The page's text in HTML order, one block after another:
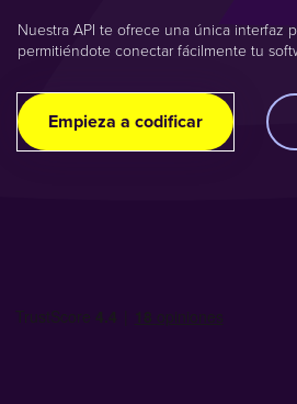
Nuestra API te ofrece una única interfaz
permitiéndote conectar fácilmente tu
Empieza a codificar